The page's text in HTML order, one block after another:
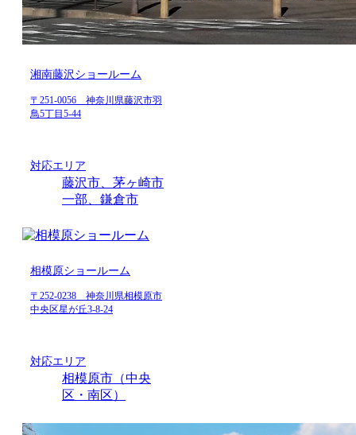
湘南藤沢ショールーム
〒251-0056 神奈川県藤沢市羽
鳥5丁目5-44
対応エリア
藤沢市、茅ヶ崎市
一部、鎌倉市
相模原ショールーム
〒252-0238 神奈川県相模原市
中央区星が丘3-8-24
対応エリア
相模原市（中央
区・南区）